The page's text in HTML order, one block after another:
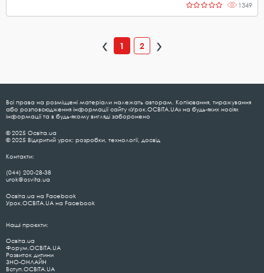
1349
1 2
Всі права на розміщені матеріали належать авторам. Копіювання, тиражування
або розповсюдження інформації сайту «Урок.ОСВІТА.UA» на будь-яких носіях
інформації та в будь-якому вигляді заборонено
© 2025 Освіта.ua
© 2025 Відкритий урок: розробки, технології, досвід
Контакти:
(044) 200-28-38
urok@osvita.ua
Освіта.ua на Facebook
Урок.ОСВІТА.UA на Facebook
Наші проєкти:
Освіта.ua
Форум.ОСВІТА.UA
Розвиток дитини
ЗНО-ОНЛАЙН
Вступ.ОСВІТА.UA